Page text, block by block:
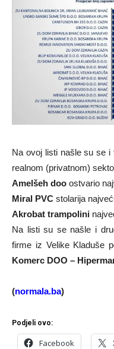
Na ovoj listi našle su se
realnom (privatnom)
Amelšeh doo ostvario
Miral PVC stolarija
Akrobat trampolini
Na listi su se našle i
firme iz Velike Kladuše
Komerc DOO –
(normala.ba)
Podjeli ovo:
Facebook